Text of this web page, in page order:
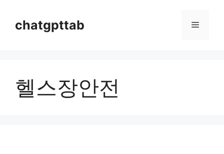
chatgpttab 메
헬스장안전